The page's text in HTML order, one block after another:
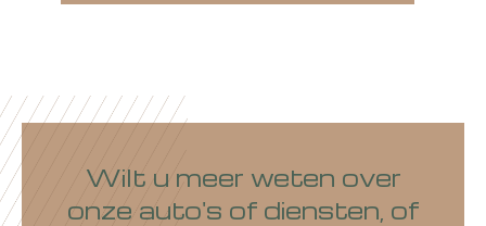
Wilt u meer weten over
onze auto's of diensten, of